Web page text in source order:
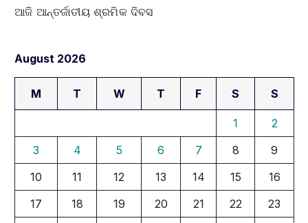
ଆଜି ଆନ୍ତର୍ଜାତୀୟ ଶ୍ରମିକ ଦିବସ
August 2026
M T W T F S S
1
2
3
4 5 6 7 8
9
10
11 12 13 14 15
16
17
18 19 20 21 22
23